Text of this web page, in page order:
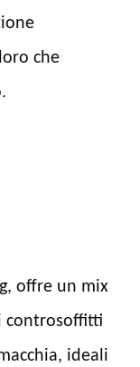
che
offre un mix
controsoffitti
ideali